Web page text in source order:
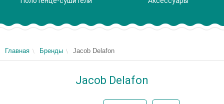
Главная Бренды Jacob Delafon
Jacob Delafon